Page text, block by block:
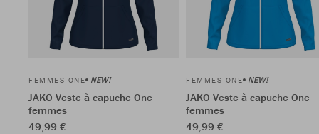
FEMMES ONE NEW!
JAKO Veste à capuche One
femmes
49,99 €
FEMMES ONE NEW!
JAKO Veste à capuche One
femmes
49,99 €